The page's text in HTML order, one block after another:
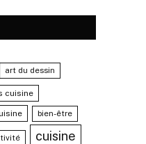
art du dessin
cuisine
bien-être
cuisine